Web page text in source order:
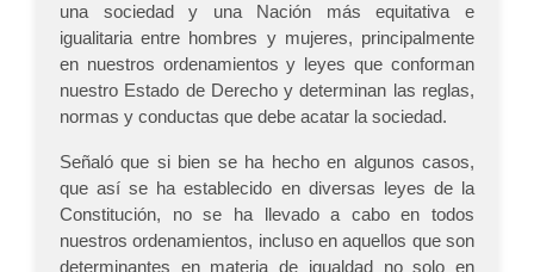
una sociedad y una Nación más equitativa e
igualitaria entre hombres y mujeres, principalmente
en nuestros ordenamientos y leyes que conforman
nuestro Estado de Derecho y determinan las reglas,
normas y conductas que debe acatar la sociedad.
Señaló que si bien se ha hecho en algunos casos,
que así se ha establecido en diversas leyes de la
Constitución, no se ha llevado a cabo en todos
nuestros ordenamientos, incluso en aquellos que son
determinantes en materia de igualdad no solo en